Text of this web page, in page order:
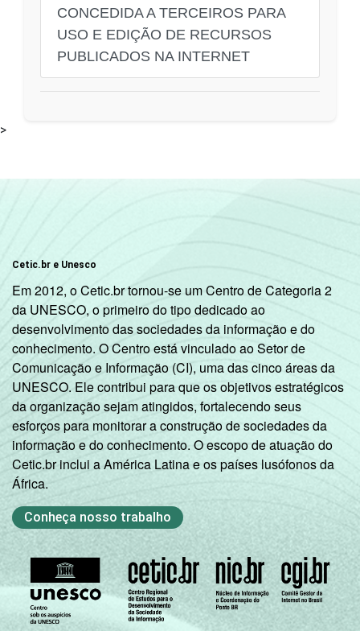
CONCEDIDA A TERCEIROS PARA
USO E EDIÇÃO DE RECURSOS
PUBLICADOS NA INTERNET
>
Cetic.br e Unesco
Em 2012, o Cetic.br tornou-se um Centro de Categoria 2
da UNESCO, o primeiro do tipo dedicado ao
desenvolvimento das sociedades da informação e do
conhecimento. O Centro está vinculado ao Setor de
Comunicação e Informação (CI), uma das cinco áreas da
UNESCO. Ele contribui para que os objetivos estratégicos
da organização sejam atingidos, fortalecendo seus
esforços para monitorar a construção de sociedades da
informação e do conhecimento. O escopo de atuação do
Cetic.br inclui a América Latina e os países lusófonos da
África.
Conheça nosso trabalho